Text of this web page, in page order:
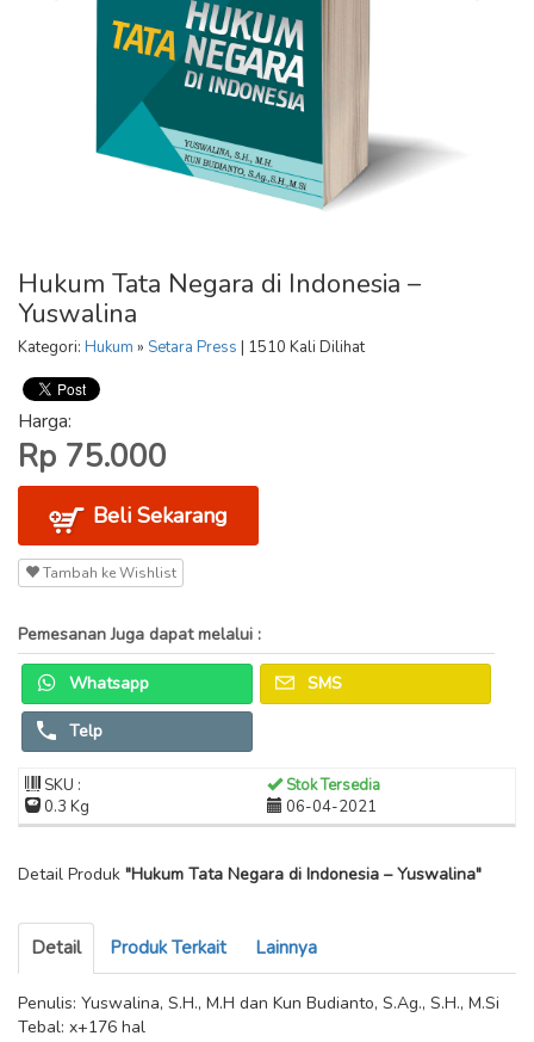
Hukum Tata Negara di Indonesia –
Yuswalina
Kategori: Hukum » Setara Press | 1510 Kali Dilihat
Harga:
Rp 75.000
Beli Sekarang
Tambah ke Wishlist
Pemesanan Juga dapat melalui :
Whatsapp SMS
Telp
SKU :
Stok Tersedia
0.3 Kg
06-04-2021
Detail Produk "Hukum Tata Negara di Indonesia – Yuswalina"
Detail Produk Terkait Lainnya
Penulis: Yuswalina, S.H., M.H dan Kun Budianto, S.Ag., S.H., M.Si
Tebal: x+176 hal